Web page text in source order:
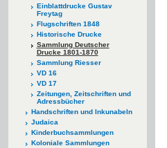
Einblattdrucke Gustav
Freytag
Flugschriften 1848
Historische Drucke
Sammlung Deutscher
Drucke 1801-1870
Sammlung Riesser
VD 16
VD 17
Zeitungen, Zeitschriften und
Adressbücher
Handschriften und Inkunabeln
Judaica
Kinderbuchsammlungen
Koloniale Sammlungen